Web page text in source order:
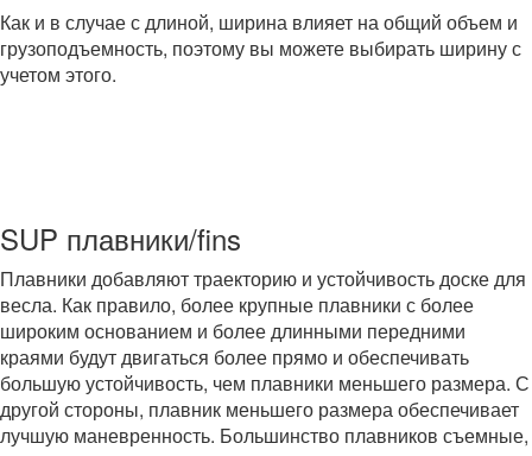
Как и в случае с длиной, ширина влияет на общий объем и
грузоподъемность, поэтому вы можете выбирать ширину с
учетом этого.
SUP плавники/fins
Плавники добавляют траекторию и устойчивость доске для
весла. Как правило, более крупные плавники с более
широким основанием и более длинными передними
краями будут двигаться более прямо и обеспечивать
большую устойчивость, чем плавники меньшего размера. С
другой стороны, плавник меньшего размера обеспечивает
лучшую маневренность. Большинство плавников съемные,